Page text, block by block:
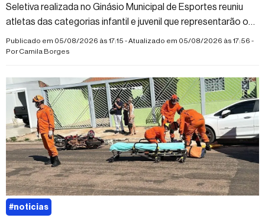
Seletiva realizada no Ginásio Municipal de Esportes reuniu
atletas das categorias infantil e juvenil que representarão o
município na competição estadual
Publicado em 05/08/2026 às 17:15 - Atualizado em 05/08/2026 às 17:56 -
PorCamila Borges
#noticias